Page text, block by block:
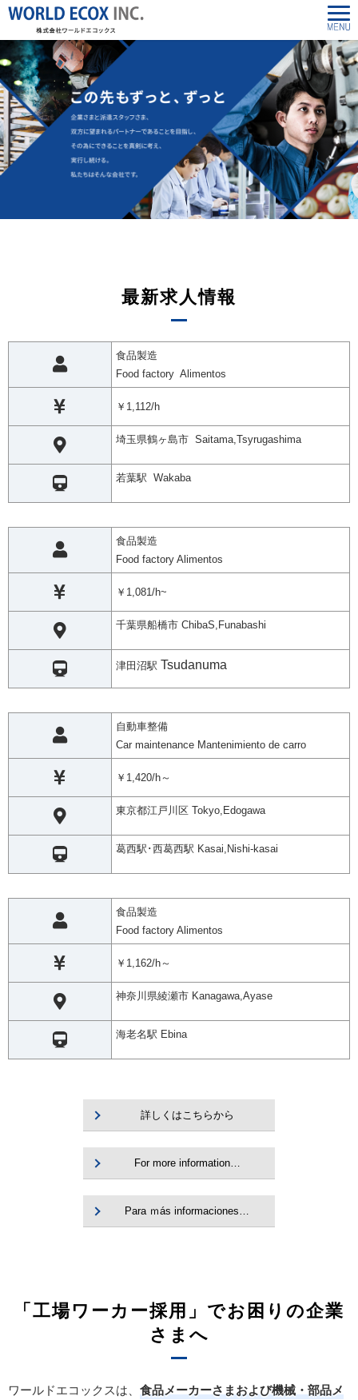
最新求人情報
食品製造
Food factory Alimentos
￥1,112/h
埼玉県鶴ヶ島市 Saitama,Tsyrugashima
若葉駅 Wakaba
食品製造
Food factory Alimentos
￥1,081/h~
千葉県船橋市 ChibaS,Funabashi
津田沼駅 Tsudanuma
自動車整備
Car maintenance Mantenimiento de carro
￥1,420/h～
東京都江戸川区 Tokyo,Edogawa
葛西駅･西葛西駅 Kasai,Nishi-kasai
食品製造
Food factory Alimentos
￥1,162/h～
神奈川県綾瀬市 Kanagawa,Ayase
海老名駅 Ebina
詳しくはこちらから
For more information…
Para ｍás informaciones…
「工場ワーカー採用」でお困りの企業
さまへ
ワールドエコックスは、 食品メーカーさまおよび機械・部品メ